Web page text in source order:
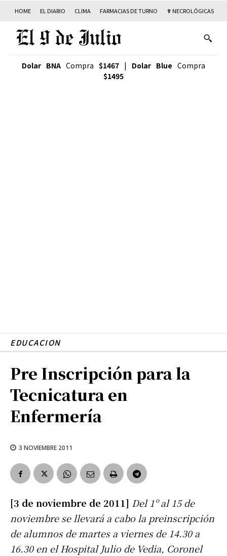
HOME EL DIARIO CLIMA FARMACIAS DE TURNO ✟ NECROLÓGICAS
Dolar BNA Compra $1467 | Dolar Blue Compra
$1495
EDUCACION
Pre Inscripción para la
Tecnicatura en
Enfermería
3 NOVIEMBRE 2011
[3 de noviembre de 2011] Del 1º al 15 de
noviembre se llevará a cabo la preinscripción
de alumnos de martes a viernes de 14.30 a
16.30 en el Hospital Julio de Vedia, Coronel